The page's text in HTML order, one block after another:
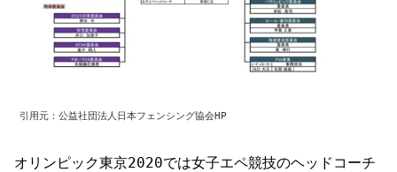
引用元：公益社団法人日本フェンシング協会HP
オリンピック東京2020では女子エペ競技のヘッドコーチ